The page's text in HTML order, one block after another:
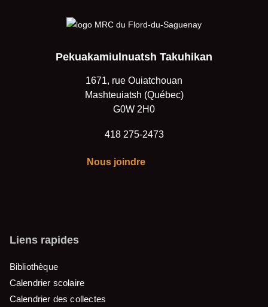
Pekuakamiulnuatsh Takuhikan
1671, rue Ouiatchouan
Mashteuiatsh (Québec)
G0W 2H0
418 275-2473
Nous joindre
Liens rapides
Bibliothèque
Calendrier scolaire
Calendrier des collectes